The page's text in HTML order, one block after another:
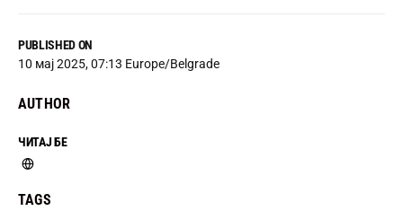
PUBLISHED ON
10 мај 2025, 07:13 Europe/Belgrade
AUTHOR
ЧИТАЈ БЕ
TAGS